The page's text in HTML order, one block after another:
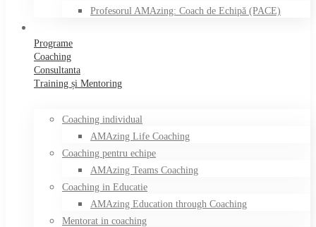
Profesorul AMAzing: Coach de Echipă (PACE)
Programe
Coaching
Consultanta
Training și Mentoring
Coaching individual
AMAzing Life Coaching
Coaching pentru echipe
AMAzing Teams Coaching
Coaching in Educatie
AMAzing Education through Coaching
Mentorat in coaching